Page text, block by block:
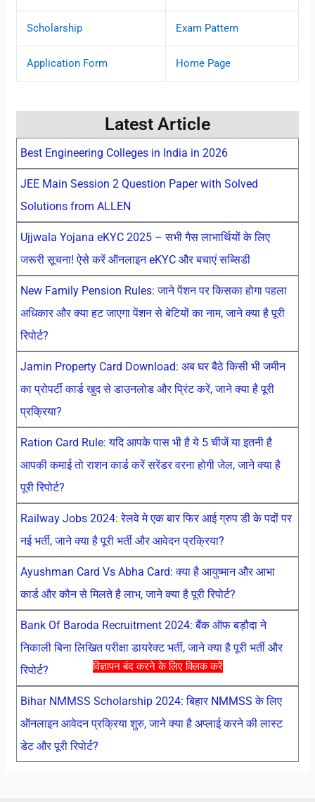
विज्ञापन बंद करने के लिए क्लिक करें
Scholarship Exam Pattern
Application Form Home Page
Latest Article
Best Engineering Colleges in India in 2026
JEE Main Session 2 Question Paper with Solved
Solutions from ALLEN
Ujjwala Yojana eKYC 2025 – सभी गैस लाभार्थियों के लिए
जरूरी सूचना! ऐसे करें ऑनलाइन eKYC और बचाएं सब्सिडी
New Family Pension Rules: जाने पेंशन पर किसका होगा पहला
अधिकार और क्या हट जाएगा पेंशन से बेटियों का नाम, जाने क्या है पूरी
रिपोर्ट?
Jamin Property Card Download: अब घर बैठे किसी भी जमीन
का प्रोपर्टी कार्ड खुद से डाउनलोड और प्रिंट करें, जाने क्या है पूरी
प्रक्रिया?
Ration Card Rule: यदि आपके पास भी है ये 5 चीजें या इतनी है
आपकी कमाई तो राशन कार्ड करें सरेंडर वरना होगी जेल, जाने क्या है
पूरी रिपोर्ट?
Railway Jobs 2024: रेलवे मे एक बार फिर आई ग्रुप डी के पदों पर
नई भर्ती, जाने क्या है पूरी भर्ती और आवेदन प्रक्रिया?
Ayushman Card Vs Abha Card: क्या है आयुष्मान और आभा
कार्ड और कौन से मिलते है लाभ, जाने क्या है पूरी रिपोर्ट?
Bank Of Baroda Recruitment 2024: बैंक ऑफ बड़ौदा ने
निकाली बिना लिखित परीक्षा डायरेक्ट भर्ती, जाने क्या है पूरी भर्ती और
रिपोर्ट?
Bihar NMMSS Scholarship 2024: बिहार NMMSS के लिए
ऑनलाइन आवेदन प्रक्रिया शुरु, जाने क्या है अप्लाई करने की लास्ट
डेट और पूरी रिपोर्ट?